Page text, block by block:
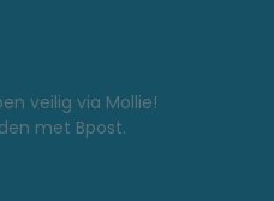
veilig via Mollie!
met Bpost.